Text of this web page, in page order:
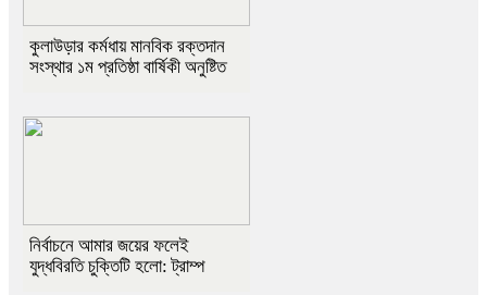
কুলাউড়ার কর্মধায় মানবিক রক্তদান
সংস্থার ১ম প্রতিষ্ঠা বার্ষিকী অনুষ্টিত
নির্বাচনে আমার জয়ের ফলেই
যুদ্ধবিরতি চুক্তিটি হলো: ট্রাম্প